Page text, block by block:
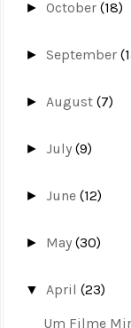
►October(18)
►September
► August(7)
►July(9)
►June(12)
► May(30)
▼ April(23)
Um Filme